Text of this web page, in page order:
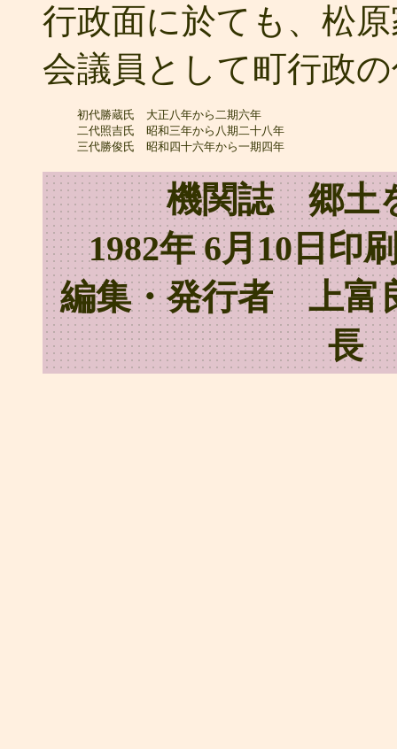
行政面に於ても、松
会議員として町行政
初代勝蔵氏　大正八年から二期六年
二代照吉氏　昭和三年から八期二十八年
機関誌 郷土
1982年 6月10日
編集・発行者 上富
長